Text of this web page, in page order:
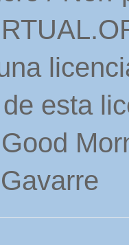
esta